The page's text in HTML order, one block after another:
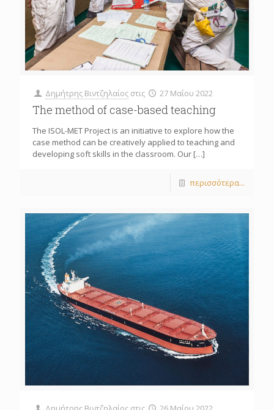
Δημήτρης Βιντζηλαίος στις 27 Μαΐου 2022
The method of case-based teaching
The ISOL-MET Project is an initiative to explore how the
case method can be creatively applied to teaching and
developing soft skills in the classroom. Our […]
περισσότερα...